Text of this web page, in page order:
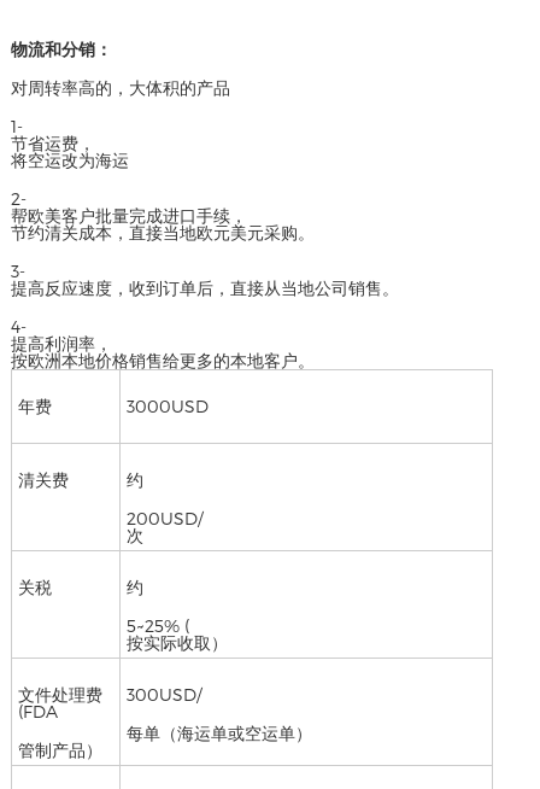
物流和分销：
对周转率高的，大体积的产品
1-
节省运费，
将空运改为海运
2-
帮欧美客户批量完成进口手续，
节约清关成本，直接当地欧元美元采购。
3-
提高反应速度，收到订单后，直接从当地公司销售。
4-
提高利润率，
按欧洲本地价格销售给更多的本地客户。
年费 3000USD
清关费
约
200USD/
次
关税
约
5~25% (
按实际收取）
文件处理费
(FDA
管制产品）
300USD/
每单（海运单或空运单）